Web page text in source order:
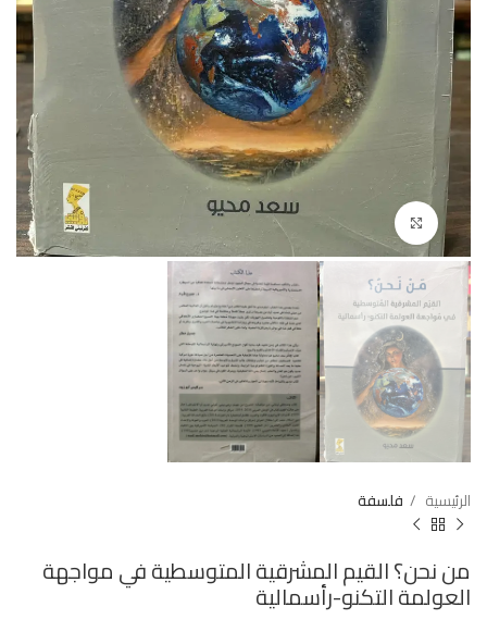
Click to enlarge
الرئيسية فلسفة
من نحن؟ القيم المشرقية المتوسطية في مواجهة
العولمة التكنو-رأسمالية